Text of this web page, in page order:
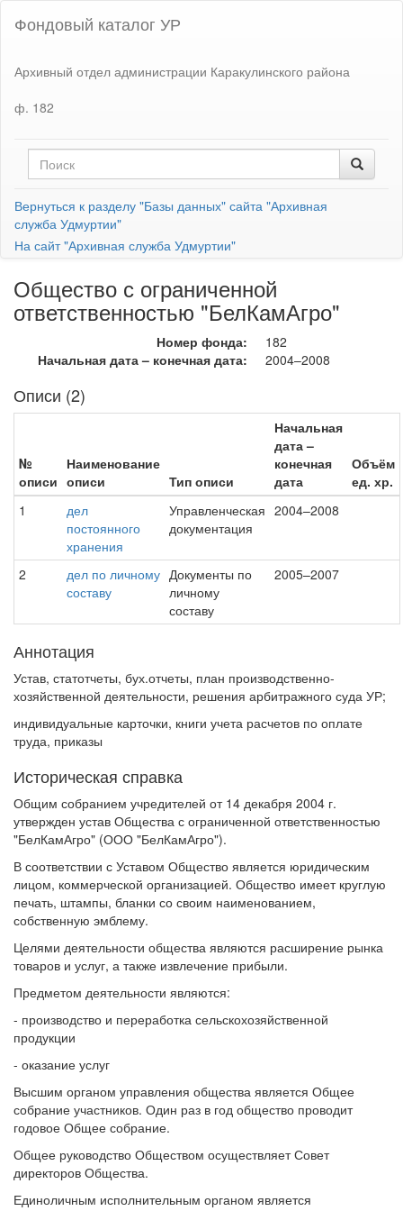
Фондовый каталог УР
Архивный отдел администрации Каракулинского района
ф. 182
Вернуться к разделу "Базы данных" сайта "Архивная
служба Удмуртии"
На сайт "Архивная служба Удмуртии"
Общество с ограниченной
ответственностью "БелКамАгро"
Номер фонда:
182
Начальная дата – конечная дата:
2004–2008
Описи (2)
№
описи
Наименование
описи
Тип описи
Начальная
дата –
конечная
дата
Объём
ед. хр.
1
дел
постоянного
хранения
Управленческая
документация
2004–2008
2
дел по личному
составу
Документы по
личному
составу
2005–2007
Аннотация
Устав, статотчеты, бух.отчеты, план производственно-
хозяйственной деятельности, решения арбитражного суда УР;
индивидуальные карточки, книги учета расчетов по оплате
труда, приказы
Историческая справка
Общим собранием учредителей от 14 декабря 2004 г.
утвержден устав Общества с ограниченной ответственностью
"БелКамАгро" (ООО "БелКамАгро").
В соответствии с Уставом Общество является юридическим
лицом, коммерческой организацией. Общество имеет круглую
печать, штампы, бланки со своим наименованием,
собственную эмблему.
Целями деятельности общества являются расширение рынка
товаров и услуг, а также извлечение прибыли.
Предметом деятельности являются:
- производство и переработка сельскохозяйственной
продукции
- оказание услуг
Высшим органом управления общества является Общее
собрание участников. Один раз в год общество проводит
годовое Общее собрание.
Общее руководство Обществом осуществляет Совет
директоров Общества.
Единоличным исполнительным органом является